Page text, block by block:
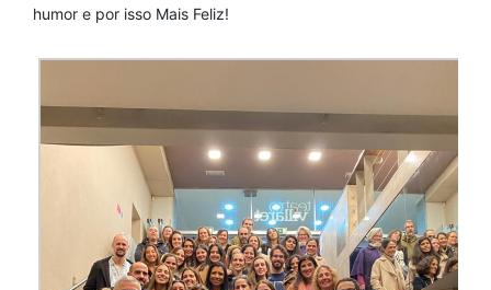
humor e por isso Mais Feliz!